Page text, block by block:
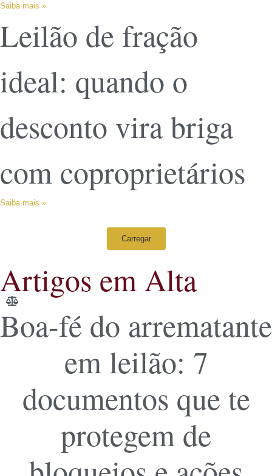
Saiba mais »
Leilão de fração
ideal: quando o
desconto vira briga
com coproprietários
Saiba mais »
Carregar
Artigos em Alta
Boa-fé do arrematante
em leilão: 7
documentos que te
protegem de